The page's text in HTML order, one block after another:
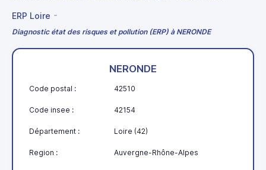
ERP Loire
Diagnostic état des risques et pollution (ERP) à NERONDE
NERONDE
Code postal : 42510
Code insee : 42154
Département : Loire (42)
Region : Auvergne-Rhône-Alpes